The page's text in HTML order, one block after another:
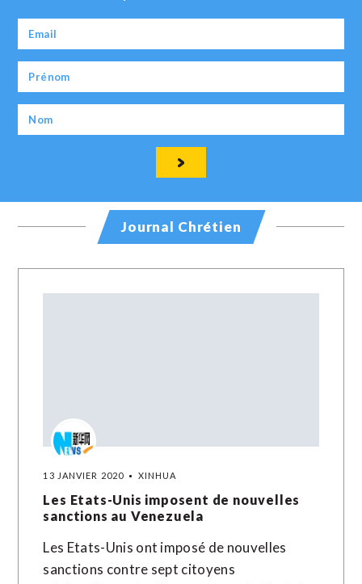
Journal Chrétien
13 JANVIER 2020 XINHUA
Les Etats-Unis imposent de nouvelles
sanctions au Venezuela
Les Etats-Unis ont imposé de nouvelles
sanctions contre sept citoyens